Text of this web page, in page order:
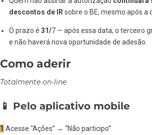
descontos de IR sobre o BE, mesmo após a
O prazo é 31/7 — após essa data, o terceiro
e não haverá nova oportunidade de adesão.
Como aderir
Totalmente on-line
📱 Pelo aplicativo mobile
1 Acesse “Ações” → “Não participo”